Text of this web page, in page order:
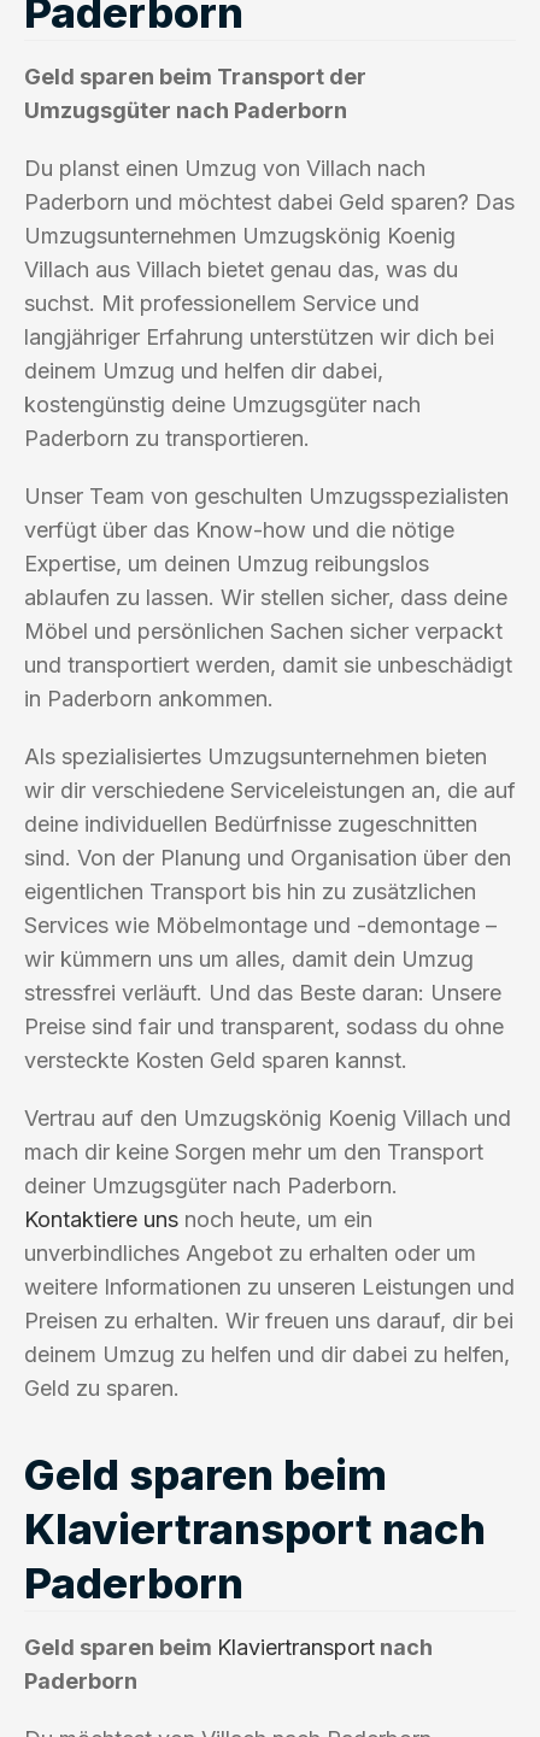
Paderborn
Geld sparen beim Transport der
Umzugsgüter nach Paderborn
Du planst einen Umzug von Villach nach
Paderborn und möchtest dabei Geld sparen? Das
Umzugsunternehmen Umzugskönig Koenig
Villach aus Villach bietet genau das, was du
suchst. Mit professionellem Service und
langjähriger Erfahrung unterstützen wir dich bei
deinem Umzug und helfen dir dabei,
kostengünstig deine Umzugsgüter nach
Paderborn zu transportieren.
Unser Team von geschulten Umzugsspezialisten
verfügt über das Know-how und die nötige
Expertise, um deinen Umzug reibungslos
ablaufen zu lassen. Wir stellen sicher, dass deine
Möbel und persönlichen Sachen sicher verpackt
und transportiert werden, damit sie unbeschädigt
in Paderborn ankommen.
Als spezialisiertes Umzugsunternehmen bieten
wir dir verschiedene Serviceleistungen an, die auf
deine individuellen Bedürfnisse zugeschnitten
sind. Von der Planung und Organisation über den
eigentlichen Transport bis hin zu zusätzlichen
Services wie Möbelmontage und -demontage –
wir kümmern uns um alles, damit dein Umzug
stressfrei verläuft. Und das Beste daran: Unsere
Preise sind fair und transparent, sodass du ohne
versteckte Kosten Geld sparen kannst.
Vertrau auf den Umzugskönig Koenig Villach und
mach dir keine Sorgen mehr um den Transport
deiner Umzugsgüter nach Paderborn.
Kontaktiere uns noch heute, um ein
unverbindliches Angebot zu erhalten oder um
weitere Informationen zu unseren Leistungen und
Preisen zu erhalten. Wir freuen uns darauf, dir bei
deinem Umzug zu helfen und dir dabei zu helfen,
Geld zu sparen.
Geld sparen beim
Klaviertransport nach
Paderborn
Geld sparen beim Klaviertransport nach
Paderborn